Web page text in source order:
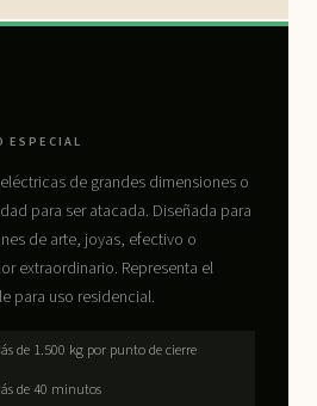
ESPECIAL
de grandes dimensiones o
para ser atacada. Diseñada para
de arte, joyas, efectivo o
extraordinario. Representa el
para uso residencial.
de 1.500 kg por punto de cierre
de 40 minutos